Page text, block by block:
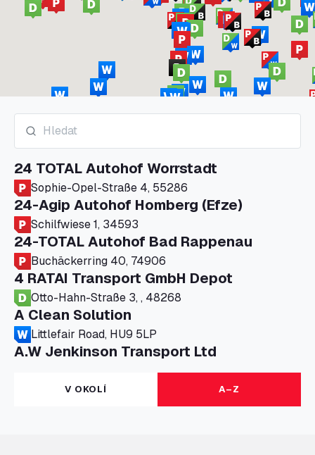
24 TOTAL Autohof Worrstadt
Sophie-Opel-Straße 4, 55286
24-Agip Autohof Homberg (Efze)
Schilfwiese 1, 34593
24-TOTAL Autohof Bad Rappenau
Buchäckerring 40, 74906
4 RATAI Transport GmbH Depot
Otto-Hahn-Straße 3, , 48268
A Clean Solution
Littlefair Road, HU9 5LP
A.W Jenkinson Transport Ltd
Progress House, ME11 5GA
A+G Nettetal - Depot Parking
Am Panneschopp 7, 41334
V OKOLÍ A–Z